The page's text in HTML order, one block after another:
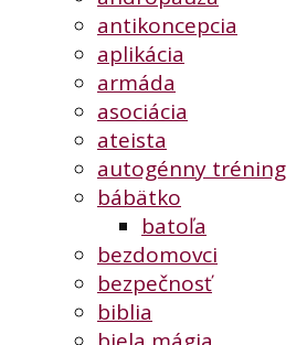
antikoncepcia
aplikácia
armáda
asociácia
ateista
autogénny tréning
bábätko
batoľa
bezdomovci
bezpečnosť
biblia